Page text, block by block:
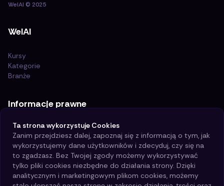
WelAI © 2025
WelAI
Kursy
Kategorie
Branże
Informacje prawne
Certyfikat ISO 21001:2018
Polityka i cele jakości
Polityka prywatności
Regulamin
Polityka Cookies
Ta strona wykorzystuje Cookies
Zanim przejdziesz dalej, zapoznaj się z informacją o tym, jak
wykorzystujemy dane użytkowników i zdecyduj, czy się na
to zgadzasz. Bez Twojej zgody możemy wykorzystywać
tylko pliki cookies niezbędne do działania strony. Dzięki
analitycznym i marketingowym plikom cookies, możemy